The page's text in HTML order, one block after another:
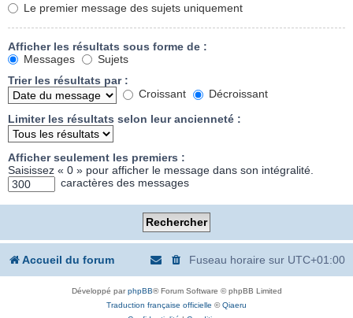
Le premier message des sujets uniquement
Afficher les résultats sous forme de :
Messages
Sujets
Trier les résultats par :
Croissant
Décroissant
Limiter les résultats selon leur ancienneté :
Afficher seulement les premiers :
Saisissez « 0 » pour afficher le message dans son intégralité.
caractères des messages
Accueil du forum Fuseau horaire sur UTC+01:00
Développé parphpBB® Forum Software © phpBB Limited
Traduction française officielle ©Qiaeru